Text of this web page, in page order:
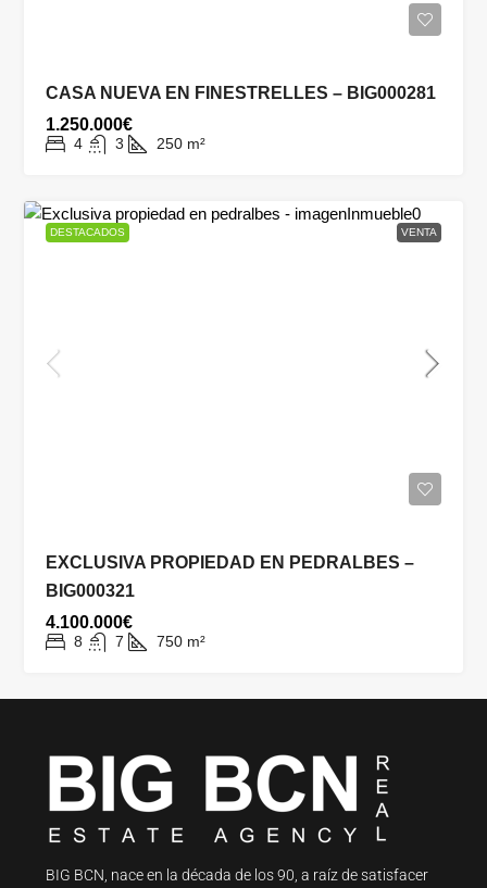
CASA NUEVA EN FINESTRELLES – BIG000281
1.250.000€
4 3 250 m²
DESTACADOS VENTA
EXCLUSIVA PROPIEDAD EN PEDRALBES –
BIG000321
4.100.000€
8 7 750 m²
BIG BCN, nace en la década de los 90, a raíz de satisfacer